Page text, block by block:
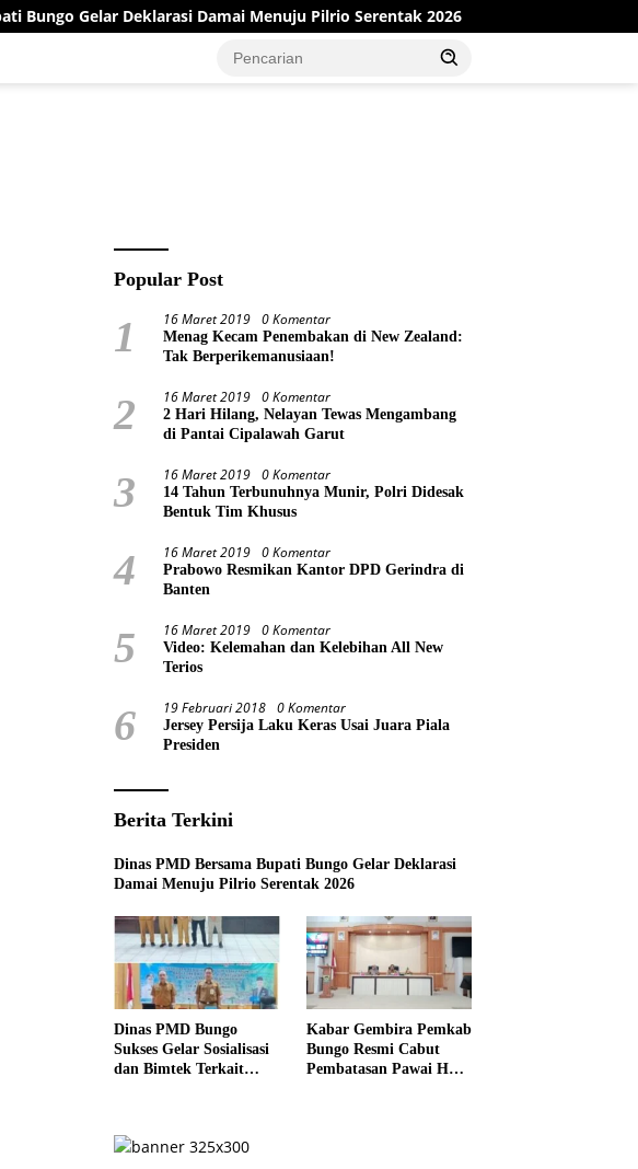
Gelar Deklarasi Damai Menuju Pilrio Serentak 2026 Dinas PMD Bungo
Popular Post
1 16 Maret 2019 0 Komentar
Menag Kecam Penembakan di New Zealand:
Tak Berperikemanusiaan!
2 16 Maret 2019 0 Komentar
2 Hari Hilang, Nelayan Tewas Mengambang
di Pantai Cipalawah Garut
3 16 Maret 2019 0 Komentar
14 Tahun Terbunuhnya Munir, Polri Didesak
Bentuk Tim Khusus
4 16 Maret 2019 0 Komentar
Prabowo Resmikan Kantor DPD Gerindra di
Banten
5 16 Maret 2019 0 Komentar
Video: Kelemahan dan Kelebihan All New
Terios
6 19 Februari 2018 0 Komentar
Jersey Persija Laku Keras Usai Juara Piala
Presiden
Berita Terkini
Dinas PMD Bersama Bupati Bungo Gelar Deklarasi
Damai Menuju Pilrio Serentak 2026
Dinas PMD Bungo
Sukses Gelar Sosialisasi
dan Bimtek Terkait
Kabar Gembira Pemkab
Bungo Resmi Cabut
Pembatasan Pawai HUT